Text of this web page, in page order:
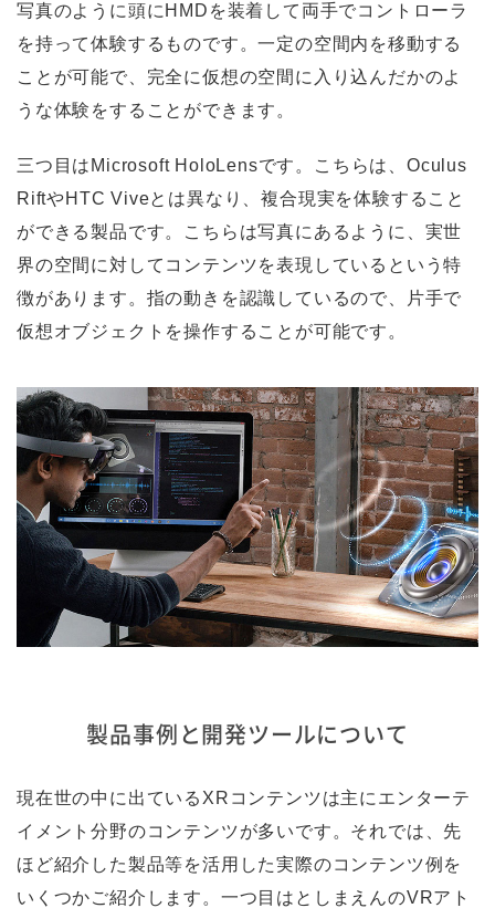
写真のように頭にHMDを装着して両手でコントローラ
を持って体験するものです。一定の空間内を移動する
ことが可能で、完全に仮想の空間に入り込んだかのよ
うな体験をすることができます。
三つ目はMicrosoft HoloLensです。こちらは、Oculus
RiftやHTC Viveとは異なり、複合現実を体験すること
ができる製品です。こちらは写真にあるように、実世
界の空間に対してコンテンツを表現しているという特
徴があります。指の動きを認識しているので、片手で
仮想オブジェクトを操作することが可能です。
製品事例と開発ツールについて
現在世の中に出ているXRコンテンツは主にエンターテ
イメント分野のコンテンツが多いです。それでは、先
ほど紹介した製品等を活用した実際のコンテンツ例を
いくつかご紹介します。一つ目はとしまえんのVRアト